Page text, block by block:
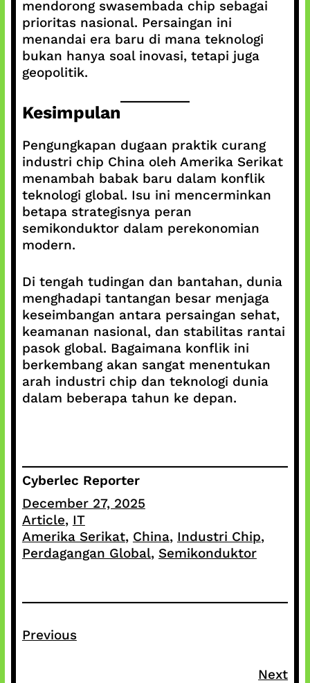
mendorong swasembada chip sebagai
prioritas nasional. Persaingan ini
menandai era baru di mana teknologi
bukan hanya soal inovasi, tetapi juga
geopolitik.
Kesimpulan
Pengungkapan dugaan praktik curang
industri chip China oleh Amerika Serikat
menambah babak baru dalam konflik
teknologi global. Isu ini mencerminkan
betapa strategisnya peran
semikonduktor dalam perekonomian
modern.
Di tengah tudingan dan bantahan, dunia
menghadapi tantangan besar menjaga
keseimbangan antara persaingan sehat,
keamanan nasional, dan stabilitas rantai
pasok global. Bagaimana konflik ini
berkembang akan sangat menentukan
arah industri chip dan teknologi dunia
dalam beberapa tahun ke depan.
Cyberlec Reporter
December 27, 2025
Article, IT
Amerika Serikat, China, Industri Chip ,
Perdagangan Global, Semikonduktor
Previous
Next